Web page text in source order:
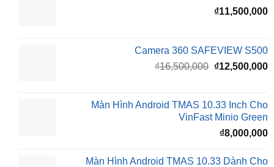
₫11,500,000
Camera 360 SAFEVIEW S500
₫16,500,000 Giá
₫16,500,000.
₫12,500,000
Màn Hình Android TMAS 10.33 Inch Cho
VinFast Minio Green
₫8,000,000
Màn Hình Android TMAS 10.33 Dành Cho